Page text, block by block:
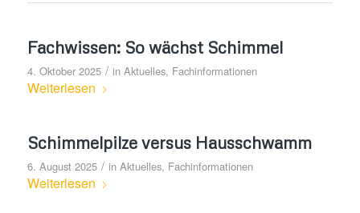
Fachwissen: So wächst Schimmel
4. Oktober 2025 / in Aktuelles, Fachinformationen
Weiterlesen
Schimmelpilze versus Hausschwamm
6. August 2025 / in Aktuelles, Fachinformationen
Weiterlesen